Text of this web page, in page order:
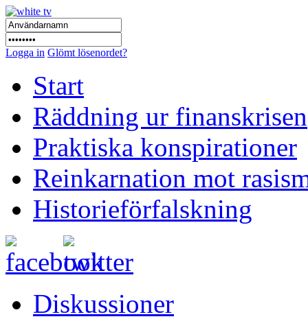
Logga in Glömt lösenordet?
Start
Räddning ur finanskrisen
Praktiska konspirationer
Reinkarnation mot
Historieförfalskning
Diskussioner